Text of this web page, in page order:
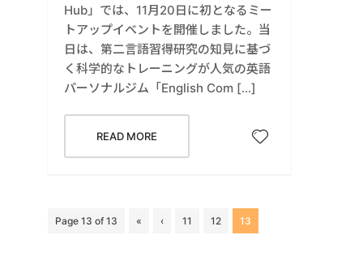
Hub」では、11月20日に初となるミー
トアップイベントを開催しました。当
日は、第二言語習得研究の知見に基づ
く科学的なトレーニングが人気の英語
パーソナルジム「English Com […]
READ MORE
Page 13 of 13 « ‹ 11 12 13